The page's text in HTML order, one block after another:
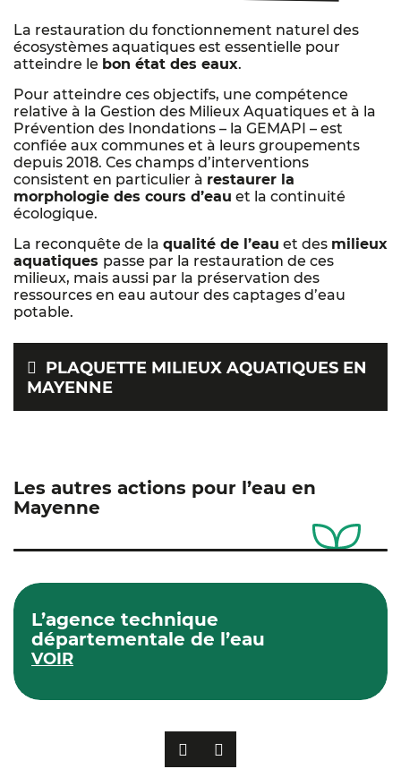
La restauration du fonctionnement naturel des
écosystèmes aquatiques est essentielle pour
atteindre le bon état des eaux.
Pour atteindre ces objectifs, une compétence
relative à la Gestion des Milieux Aquatiques et à la
Prévention des Inondations – la GEMAPI – est
confiée aux communes et à leurs groupements
depuis 2018. Ces champs d’interventions
consistent en particulier à restaurer la
morphologie des cours d’eau et la continuité
écologique.
La reconquête de la qualité de l’eau et des milieux
aquatiques passe par la restauration de ces
milieux, mais aussi par la préservation des
ressources en eau autour des captages d’eau
potable.
PLAQUETTE MILIEUX AQUATIQUES EN
MAYENNE
Les autres actions pour l’eau en
Mayenne
L’agence technique
départementale de l’eau
VOIR
PRÉCÉDENT
SUIVANT